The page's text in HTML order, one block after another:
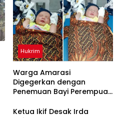
Hukrim
Warga Amarasi
Digegerkan dengan
Penemuan Bayi Perempuan
Ketua Ikif Desak Irda